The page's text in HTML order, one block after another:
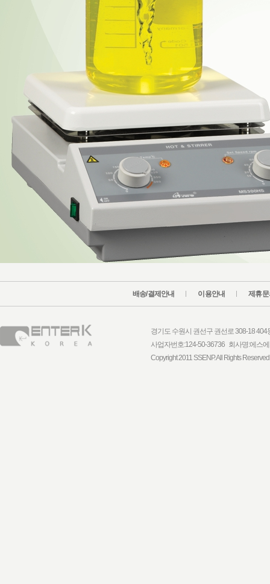
배송/결제안내 이용안내 제휴문
경기도 수원시 권선구 권선로 308-18
사업자번호:124-50-36736 회사명:에스
Copyright 2011 SSENP. All Rights Reserved